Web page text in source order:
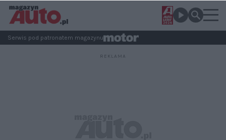
Serwis pod patronatem magazynu